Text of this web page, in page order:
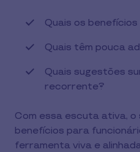
Quais os
Quais têm pouca
Quais sugestões
recorrente?
Com essa escuta ativa,
benefícios para
ferramenta viva e